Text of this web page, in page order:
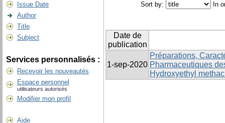
Issue Date
Author
Title
Subject
Services personnalisés :
Recevoir les nouveautés
Espace personnel
utilisateurs autorisés
Modifier mon profil
Aide
Sort by: In
Date de
publication
1-sep-2020
Préparations,
Pharmaceutiques
Hydroxyethyl